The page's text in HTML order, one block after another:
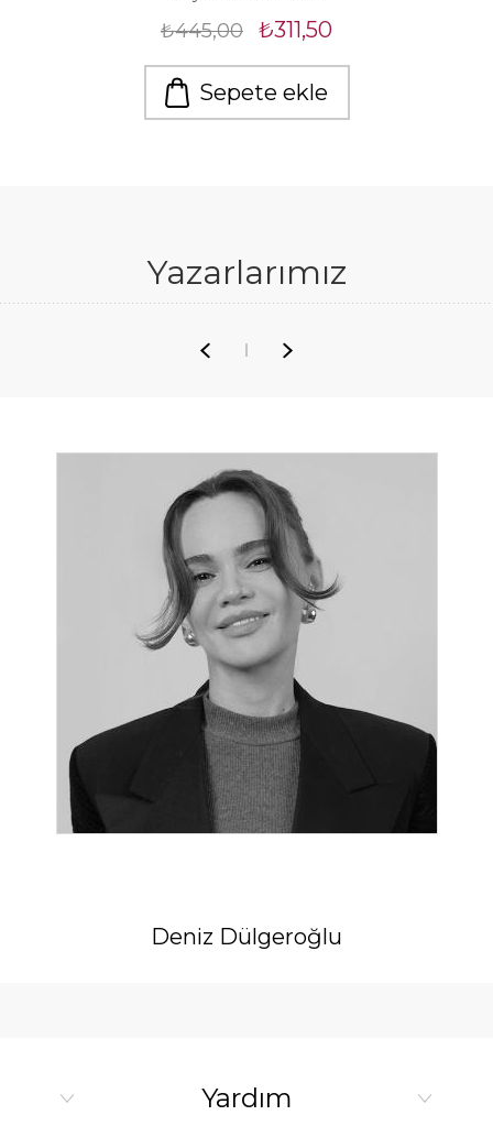
₺445,00 ₺311,50
Sepete ekle
Yazarlarımız
Deniz Dülgeroğlu
Yardım